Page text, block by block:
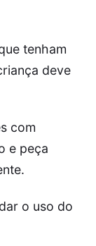
tenham
deve
com
e peça
o uso do